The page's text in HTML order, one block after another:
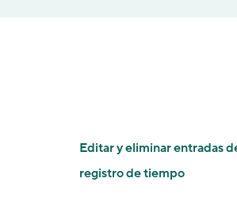
Editar y eliminar entradas
registro de tiempo